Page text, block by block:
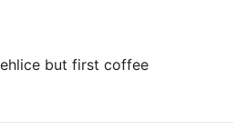
but first coffee